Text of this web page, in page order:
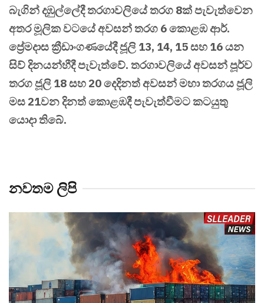
බැගින් දඹුල්ලේදී තරගාවලියේ තරග 8ක් පැවැත්වෙන
අතර මූලික වටයේ අවසන් තරග 6 කොළඹ ආර්.
ප්‍රේමදාස ක්‍රීඩාංගණයේදී ජූලි 13, 14, 15 සහ 16 යන
සිව් දිනයන්හීදී පැවැත්වේ. තරගාවලියේ අවසන් පූර්ව
තරග ජූලි 18 සහ 20 දෙදිනත් අවසන් මහා තරගය ජූලි
මස 21වන දිනත් කොළඹදී පැවැත්වීමට කටයුතු
යොදා තිබේ.
නවතම ලිපි